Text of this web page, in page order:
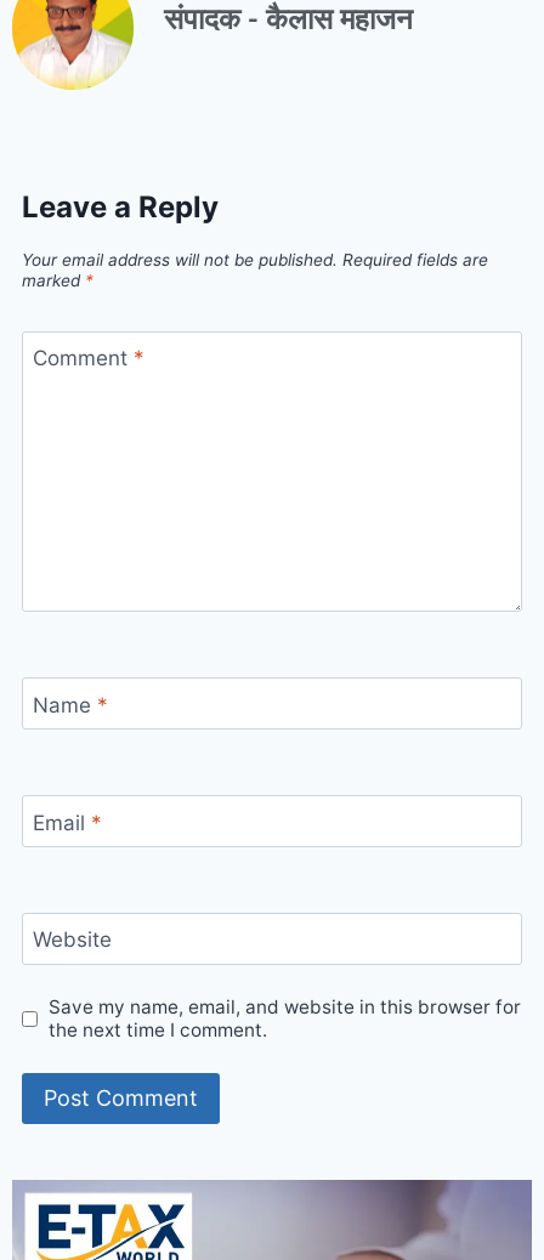
संपादक - कैलास महाजन
Leave a Reply
Your email address will not be published. Required fields are
marked *
Comment *
Name *
Email *
Website
Save my name, email, and website in this browser for
the next time I comment.